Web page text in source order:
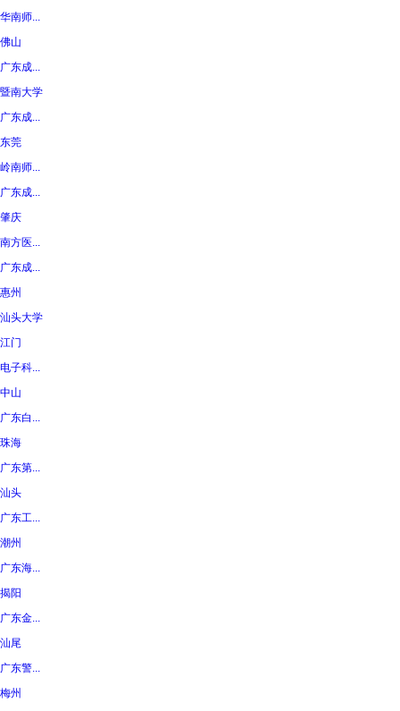
华南师...
佛山
广东成...
暨南大学
广东成...
东莞
岭南师...
广东成...
肇庆
南方医...
广东成...
惠州
汕头大学
江门
电子科...
中山
广东白...
珠海
广东第...
汕头
广东工...
潮州
广东海...
揭阳
广东金...
汕尾
广东警...
梅州